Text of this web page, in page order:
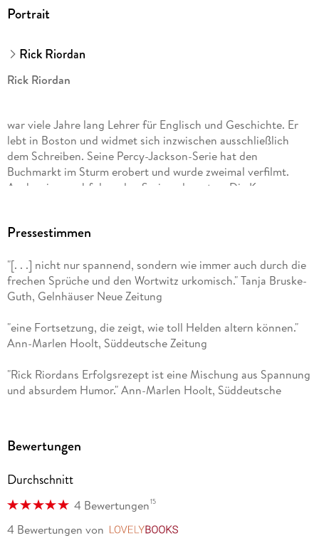
Portrait
Rick Riordan
Rick Riordan
war viele Jahre lang Lehrer für Englisch und Geschichte. Er
lebt in Boston und widmet sich inzwischen ausschließlich
dem Schreiben. Seine Percy-Jackson-Serie hat den
Buchmarkt im Sturm erobert und wurde zweimal verfilmt.
Auch seine nachfolgenden Serien, darunter »Die Kane-
auf Anhieb den Sprung auf die internationalen
Gabriele Haefs wurde in Wachtendonk am Niederrhein
Volkskunde und übersetzt unter anderem aus dem
Englischen, dem Norwegischen, dem Dänischen und
Preise erhalten, darunter den Deutschen
Jugendliteraturpreis, den Willy-Brandt-Preis und den
Pressestimmen
"[. . .] nicht nur spannend, sondern wie immer auch durch die
frechen Sprüche und den Wortwitz urkomisch." Tanja Bruske-
Guth, Gelnhäuser Neue Zeitung
"eine Fortsetzung, die zeigt, wie toll Helden altern können."
Ann-Marlen Hoolt, Süddeutsche Zeitung
"Rick Riordans Erfolgsrezept ist eine Mischung aus Spannung
und absurdem Humor." Ann-Marlen Hoolt, Süddeutsche
Bewertungen
Durchschnitt
4 Bewertungen15
4 Bewertungen von